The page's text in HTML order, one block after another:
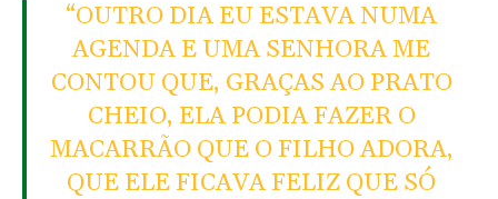
“OUTRO DIA EU ESTAVA NUMA
AGENDA E UMA SENHORA ME
CONTOU QUE, GRAÇAS AO PRATO
CHEIO, ELA PODIA FAZER O
MACARRÃO QUE O FILHO ADORA,
QUE ELE FICAVA FELIZ QUE SÓ